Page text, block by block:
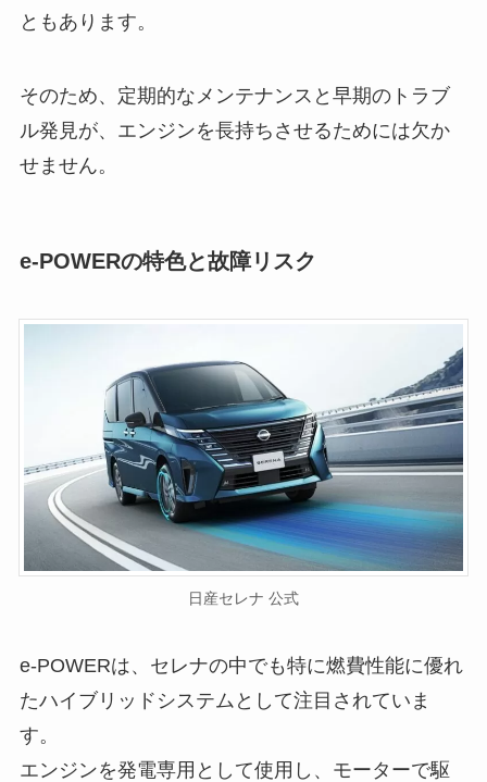
ともあります。
そのため、定期的なメンテナンスと早期のトラブ
ル発見が、エンジンを長持ちさせるためには欠か
せません。
e-POWERの特色と故障リスク
日産セレナ 公式
e-POWERは、セレナの中でも特に燃費性能に優れ
たハイブリッドシステムとして注目されていま
す。
エンジンを発電専用として使用し、モーターで駆